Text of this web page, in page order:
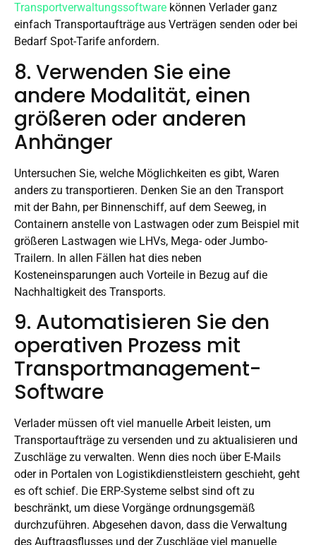
Transportverwaltungssoftware können Verlader ganz
einfach Transportaufträge aus Verträgen senden oder bei
Bedarf Spot-Tarife anfordern.
8. Verwenden Sie eine
andere Modalität, einen
größeren oder anderen
Anhänger
Untersuchen Sie, welche Möglichkeiten es gibt, Waren
anders zu transportieren. Denken Sie an den Transport
mit der Bahn, per Binnenschiff, auf dem Seeweg, in
Containern anstelle von Lastwagen oder zum Beispiel mit
größeren Lastwagen wie LHVs, Mega- oder Jumbo-
Trailern. In allen Fällen hat dies neben
Kosteneinsparungen auch Vorteile in Bezug auf die
Nachhaltigkeit des Transports.
9. Automatisieren Sie den
operativen Prozess mit
Transportmanagement-
Software
Verlader müssen oft viel manuelle Arbeit leisten, um
Transportaufträge zu versenden und zu aktualisieren und
Zuschläge zu verwalten. Wenn dies noch über E-Mails
oder in Portalen von Logistikdienstleistern geschieht, geht
es oft schief. Die ERP-Systeme selbst sind oft zu
beschränkt, um diese Vorgänge ordnungsgemäß
durchzuführen. Abgesehen davon, dass die Verwaltung
des Auftragsflusses und der Zuschläge viel manuelle